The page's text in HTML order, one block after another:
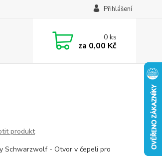
Přihlášení
0ks
za 0,00 Kč
produkt
Schwarzwolf - Otvor v čepeli pro